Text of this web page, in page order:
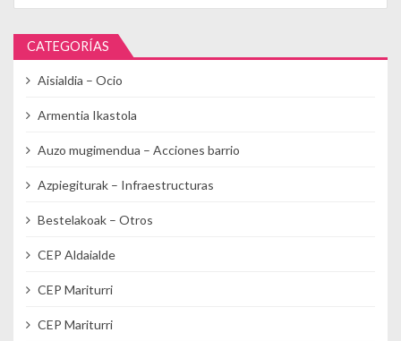
CATEGORÍAS
Aisialdia – Ocio
Armentia Ikastola
Auzo mugimendua – Acciones barrio
Azpiegiturak – Infraestructuras
Bestelakoak – Otros
CEP Aldaialde
CEP Mariturri
CEP Mariturri